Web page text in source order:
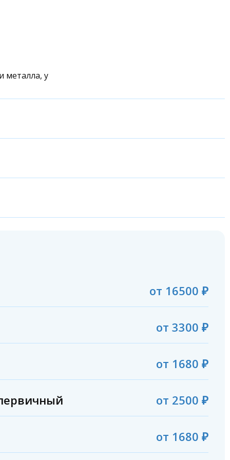
металла, у
шерстью. Они корректируют дефекты и
от 16500 ₽
от 3300 ₽
от 1680 ₽
от 2500 ₽
от 1680 ₽